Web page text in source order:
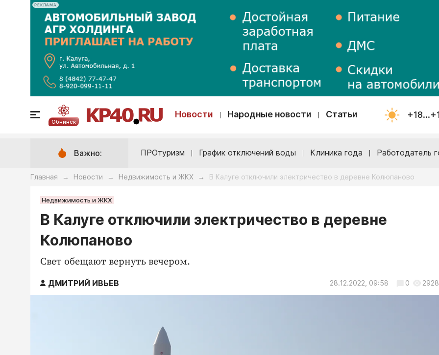
РЕКЛАМА
Обнинск
Новости Народные новости Статьи
Важно: ПРОтуризм График отключений воды Клиника года Работодатель
Главная → Новости → Недвижимость и ЖКХ → В Калуге отключили электричество в деревне Колюпаново
Недвижимость и ЖКХ
В Калуге отключили электричество в деревне
Колюпаново
Свет обещают вернуть вечером.
ДМИТРИЙ ИВЬЕВ 28.12.2022, 09:58 0 2928